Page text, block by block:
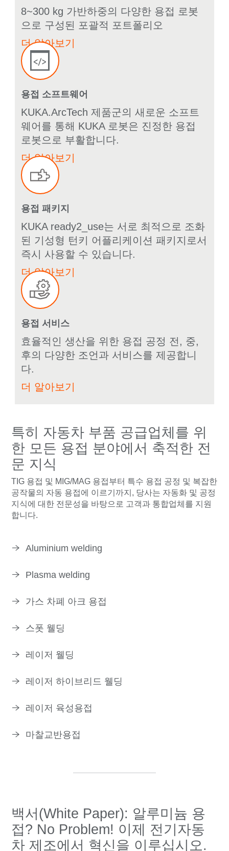
8~300 kg 가반하중의 다양한 용접 로봇
으로 구성된 포괄적 포트폴리오
더 알아보기
용접 소프트웨어
KUKA.ArcTech 제품군의 새로운 소프트
웨어를 통해 KUKA 로봇은 진정한 용접
로봇으로 부활합니다.
더 알아보기
용접 패키지
KUKA ready2_use는 서로 최적으로 조화
된 기성형 턴키 어플리케이션 패키지로서
즉시 사용할 수 있습니다.
더 알아보기
용접 서비스
효율적인 생산을 위한 용접 공정 전, 중,
후의 다양한 조언과 서비스를 제공합니
다.
더 알아보기
특히 자동차 부품 공급업체를 위
한 모든 용접 분야에서 축적한 전
문 지식
TIG 용접 및 MIG/MAG 용접부터 특수 용접 공정 및 복잡한
공작물의 자동 용접에 이르기까지, 당사는 자동화 및 공정
지식에 대한 전문성을 바탕으로 고객과 통합업체를 지원
합니다.
Aluminium welding
Plasma welding
가스 차폐 아크 용접
스폿 웰딩
레이저 웰딩
레이저 하이브리드 웰딩
레이저 육성용접
마찰교반용접
백서(White Paper): 알루미늄 용
접? No Problem! 이제 전기자동
차 제조에서 혁신을 이루십시오.